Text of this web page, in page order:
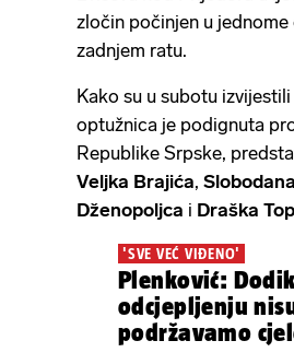
zločin počinjen u
zadnjem ratu.
Kako su u subotu
optužnica je podignuta
Republike Srpske,
Veljka Brajića,
Dženopoljca i Draška
'SVE VEĆ VIĐENO'
Plenković:
odcjepljenju
podržavamo